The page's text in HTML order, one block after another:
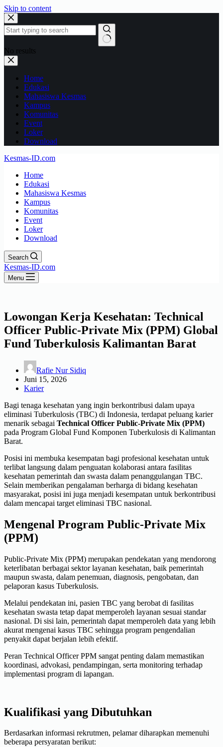
Skip to content
No results
Home
Edukasi
Mahasiswa Kesmas
Kampus
Komunitas
Event
Loker
Download
Kesmas-ID.com
Home
Edukasi
Mahasiswa Kesmas
Kampus
Komunitas
Event
Loker
Download
Search
Kesmas-ID.com
Menu
Lowongan Kerja Kesehatan: Technical
Officer Public-Private Mix (PPM) Global
Fund Tuberkulosis Kalimantan Barat
Rafie Nur Sidiq
Juni 15, 2026
Karier
Bagi tenaga kesehatan yang ingin berkontribusi dalam upaya
eliminasi Tuberkulosis (TBC) di Indonesia, terdapat peluang karier
menarik sebagai Technical Officer Public-Private Mix (PPM)
pada Program Global Fund Komponen Tuberkulosis di Kalimantan
Barat.
Posisi ini membuka kesempatan bagi profesional kesehatan untuk
terlibat langsung dalam penguatan kolaborasi antara fasilitas
kesehatan pemerintah dan swasta dalam penanggulangan TBC.
Selain memberikan pengalaman berharga di bidang kesehatan
masyarakat, posisi ini juga menjadi kesempatan untuk berkontribusi
dalam mencapai target eliminasi TBC nasional.
Mengenal Program Public-Private Mix
(PPM)
Public-Private Mix (PPM) merupakan pendekatan yang mendorong
keterlibatan berbagai sektor layanan kesehatan, baik pemerintah
maupun swasta, dalam penemuan, diagnosis, pengobatan, dan
pelaporan kasus Tuberkulosis.
Melalui pendekatan ini, pasien TBC yang berobat di fasilitas
kesehatan swasta tetap dapat memperoleh layanan sesuai standar
nasional. Di sisi lain, pemerintah dapat memperoleh data yang lebih
akurat mengenai kasus TBC sehingga program pengendalian
penyakit dapat berjalan lebih efektif.
Peran Technical Officer PPM sangat penting dalam memastikan
koordinasi, advokasi, pendampingan, serta monitoring terhadap
implementasi program di lapangan.
Kualifikasi yang Dibutuhkan
Berdasarkan informasi rekrutmen, pelamar diharapkan memenuhi
beberapa persyaratan berikut: